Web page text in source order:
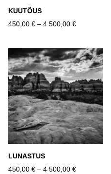
KUUTÕUS
450,00 € – 4 500,00 €
LUNASTUS
450,00 € – 4 500,00 €